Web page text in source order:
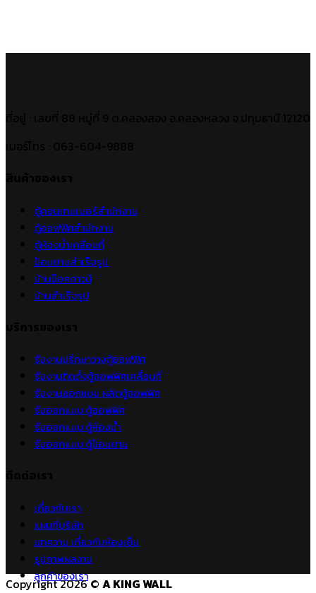
ตู้คอนเทนเนอร์สำนักงาน
ตู้ออฟฟิศสำนักงาน
ตู้ห้องน้ำเคลื่อนที่
ป้อมยามสำเร็จรูป
บ้านน็อคดาวน์
บ้านสำเร็จรูป
รับงานปรึกษาวางตู้ออฟฟิศ
รับงานติดตั้งตู้ออฟฟิศเคลื่อนที่
รับงานออกแบบ ผลิตตู้ออฟฟิศ
รับออกแบบ ตู้ออฟฟิศ
รับออกแบบ ตู้ห้องน้ำ
รับออกแบบ ตู้ป้อมยาม
เกี่ยวกับเรา
แผนที่บริษัท
บทความ เกี่ยวกับห้องเย็น
รูปภาพผลงาน
ลูกค้าของเรา
Copyright 2026 © A KING WALL